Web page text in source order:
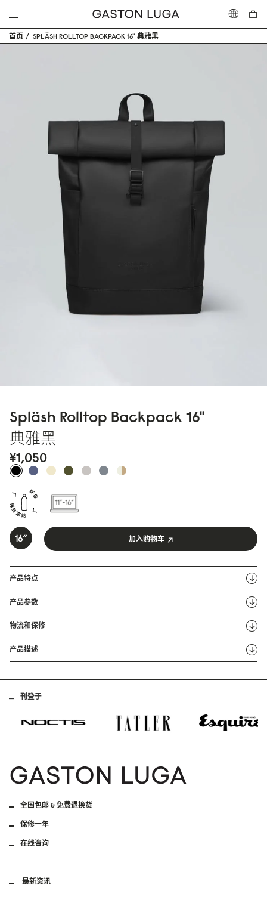
首页 SPLÄSH ROLLTOP BACKPACK 16" 典雅黑
Spläsh Rolltop Backpack 16"
典雅黑
¥1,050
加入购物车
产品特点
产品参数
物流和保修
产品描述
刊登于
全国包邮 & 免费退换货
保修一年
在线咨询
最新资讯